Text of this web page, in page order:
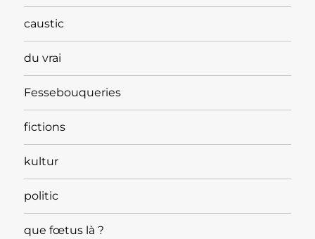
caustic
du vrai
Fessebouqueries
fictions
kultur
politic
que fœtus là ?